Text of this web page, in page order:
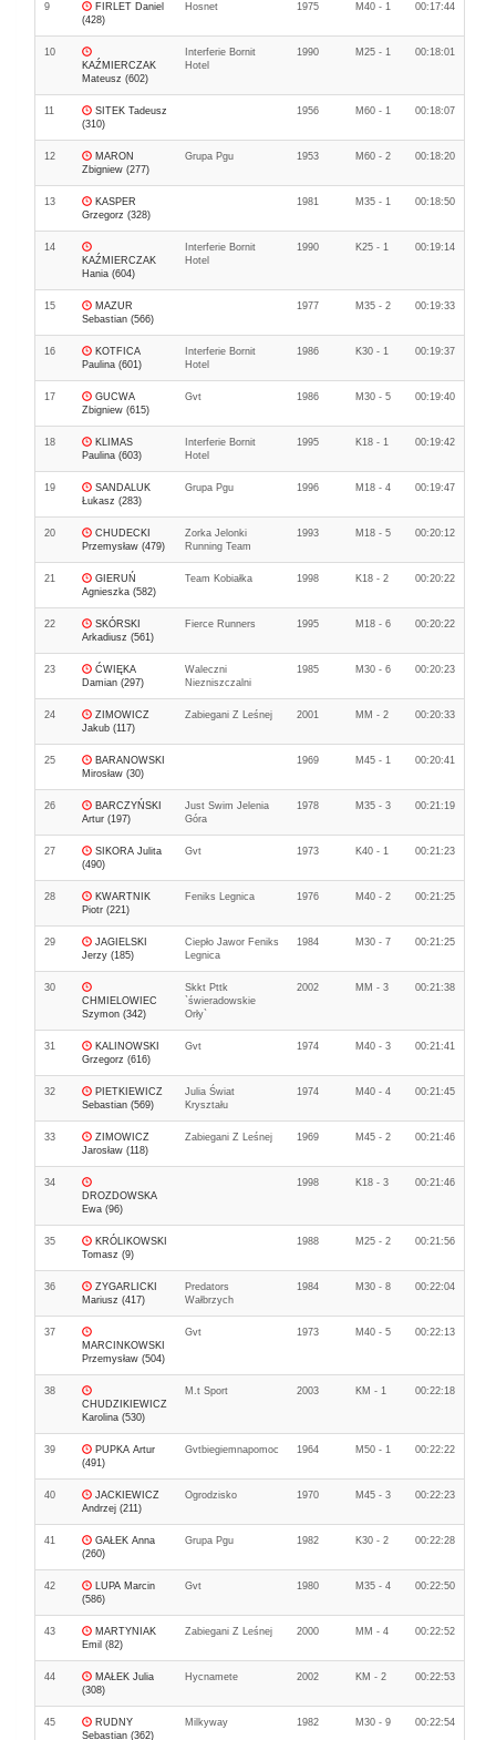
9
FIRLET Daniel
(428)
Hosnet 1975 M40 - 1 00:17:44
10
KAŹMIERCZAK
Mateusz (602)
Interferie Bornit
Hotel
1990 M25 - 1 00:18:01
11
SITEK Tadeusz
(310)
1956 M60 - 1 00:18:07
12
MARON
Zbigniew (277)
Grupa Pgu 1953 M60 - 2 00:18:20
13
KASPER
Grzegorz (328)
1981 M35 - 1 00:18:50
14
KAŹMIERCZAK
Hania (604)
Interferie Bornit
Hotel
1990 K25 - 1 00:19:14
15
MAZUR
Sebastian (566)
1977 M35 - 2 00:19:33
16
KOTFICA
Paulina (601)
Interferie Bornit
Hotel
1986 K30 - 1 00:19:37
17
GUCWA
Zbigniew (615)
Gvt 1986 M30 - 5 00:19:40
18
KLIMAS
Paulina (603)
Interferie Bornit
Hotel
1995 K18 - 1 00:19:42
19
SANDALUK
Łukasz (283)
Grupa Pgu 1996 M18 - 4 00:19:47
20
CHUDECKI
Przemysław (479)
Zorka Jelonki
Running Team
1993 M18 - 5 00:20:12
21
GIERUŃ
Agnieszka (582)
Team Kobiałka 1998 K18 - 2 00:20:22
22
SKÓRSKI
Arkadiusz (561)
Fierce Runners 1995 M18 - 6 00:20:22
23
ĆWIĘKA
Damian (297)
Waleczni
Niezniszczalni
1985 M30 - 6 00:20:23
24
ZIMOWICZ
Jakub (117)
Zabiegani Z Leśnej 2001 MM - 2 00:20:33
25
BARANOWSKI
Mirosław (30)
1969 M45 - 1 00:20:41
26
BARCZYŃSKI
Artur (197)
Just Swim Jelenia
Góra
1978 M35 - 3 00:21:19
27
SIKORA Julita
(490)
Gvt 1973 K40 - 1 00:21:23
28
KWARTNIK
Piotr (221)
Feniks Legnica 1976 M40 - 2 00:21:25
29
JAGIELSKI
Jerzy (185)
Ciepło Jawor Feniks
Legnica
1984 M30 - 7 00:21:25
30
CHMIELOWIEC
Szymon (342)
Skkt Pttk
`świeradowskie
Orły`
2002 MM - 3 00:21:38
31
KALINOWSKI
Grzegorz (616)
Gvt 1974 M40 - 3 00:21:41
32
PIETKIEWICZ
Sebastian (569)
Julia Świat
Kryształu
1974 M40 - 4 00:21:45
33
ZIMOWICZ
Jarosław (118)
Zabiegani Z Leśnej 1969 M45 - 2 00:21:46
34
DROZDOWSKA
Ewa (96)
1998 K18 - 3 00:21:46
35
KRÓLIKOWSKI
Tomasz (9)
1988 M25 - 2 00:21:56
36
ZYGARLICKI
Mariusz (417)
Predators
Wałbrzych
1984 M30 - 8 00:22:04
37
MARCINKOWSKI
Przemysław (504)
Gvt 1973 M40 - 5 00:22:13
38
CHUDZIKIEWICZ
Karolina (530)
M.t Sport 2003 KM - 1 00:22:18
39
PUPKA Artur
(491)
Gvtbiegiemnapomoc 1964 M50 - 1 00:22:22
40
JACKIEWICZ
Andrzej (211)
Ogrodzisko 1970 M45 - 3 00:22:23
41
GAŁEK Anna
(260)
Grupa Pgu 1982 K30 - 2 00:22:28
42
LUPA Marcin
(586)
Gvt 1980 M35 - 4 00:22:50
43
MARTYNIAK
Emil (82)
Zabiegani Z Leśnej 2000 MM - 4 00:22:52
44
MAŁEK Julia
(308)
Hycnamete 2002 KM - 2 00:22:53
45
RUDNY
Sebastian (362)
Milkyway 1982 M30 - 9 00:22:54